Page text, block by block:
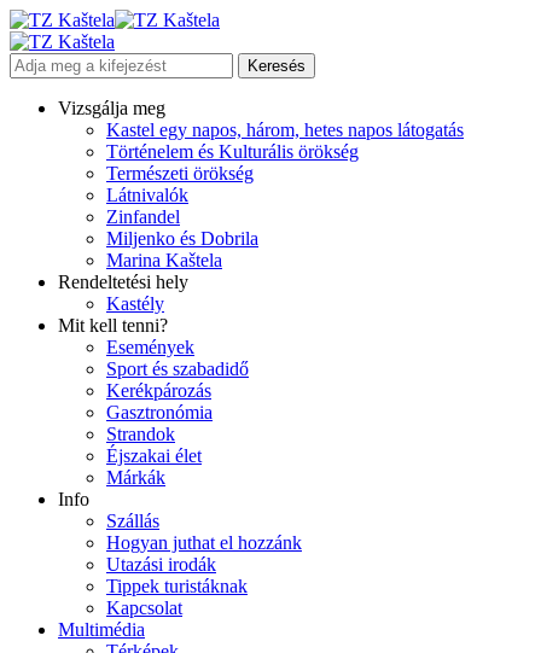
Vizsgálja meg
Kastel egy napos, három, hetes napos látogatás
Történelem és Kulturális örökség
Természeti örökség
Látnivalók
Zinfandel
Miljenko és Dobrila
Marina Kaštela
Rendeltetési hely
Kastély
Mit kell tenni?
Események
Sport és szabadidő
Kerékpározás
Gasztronómia
Strandok
Éjszakai élet
Márkák
Info
Szállás
Hogyan juthat el hozzánk
Utazási irodák
Tippek turistáknak
Kapcsolat
Multimédia